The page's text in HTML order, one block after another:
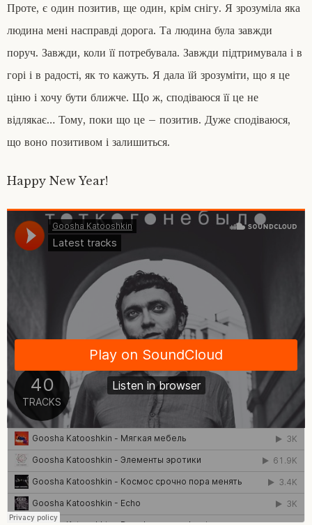
Проте, є один позитив, ще один, крім снігу. Я зрозуміла яка
людина мені насправді дорога. Та людина була завжди
поруч. Завжди, коли її потребувала. Завжди підтримувала і в
горі і в радості, як то кажуть. Я дала їй зрозуміти, що я це
ціню і хочу бути ближче. Що ж, сподіваюся її це не
відлякає… Тому, поки що це – позитив. Дуже сподіваюся,
що воно позитивом і залишиться.
Happy New Year!